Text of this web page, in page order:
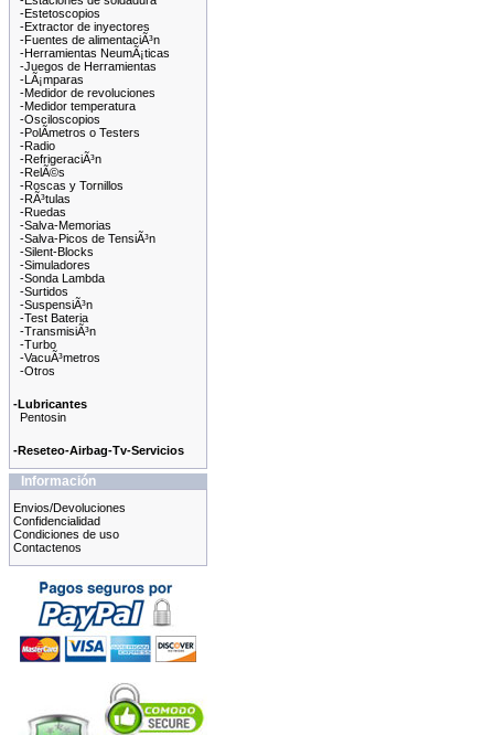
-Estetoscopios
-Extractor de inyectores
-Fuentes de alimentaciÃ³n
-Herramientas NeumÃ¡ticas
-Juegos de Herramientas
-LÃ¡mparas
-Medidor de revoluciones
-Medidor temperatura
-Osciloscopios
-PolÃ­metros o Testers
-Radio
-RefrigeraciÃ³n
-RelÃ©s
-Roscas y Tornillos
-RÃ³tulas
-Ruedas
-Salva-Memorias
-Salva-Picos de TensiÃ³n
-Silent-Blocks
-Simuladores
-Sonda Lambda
-Surtidos
-SuspensiÃ³n
-Test Bateria
-TransmisiÃ³n
-Turbo
-VacuÃ³metros
-Otros
-Lubricantes
Pentosin
-Reseteo-Airbag-Tv-Servicios
Información
Envios/Devoluciones
Confidencialidad
Condiciones de uso
Contactenos